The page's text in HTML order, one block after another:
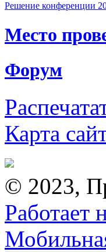
Решение конференции
Место
Форум
Карта
© 2023,
Работает